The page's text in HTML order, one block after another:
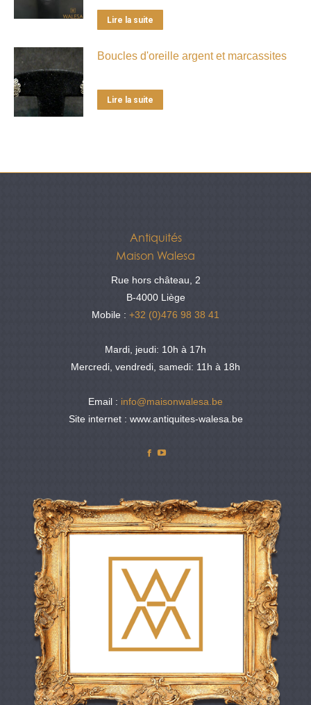
Lire la suite
Boucles d'oreille argent et marcassites
Lire la suite
Antiquités
Maison Walesa
Rue hors château, 2
B-4000 Liège
Mobile : +32 (0)476 98 38 41
Mardi, jeudi: 10h à 17h
Mercredi, vendredi, samedi: 11h à 18h
Email : info@maisonwalesa.be
Site internet : www.antiquites-walesa.be
Facebook